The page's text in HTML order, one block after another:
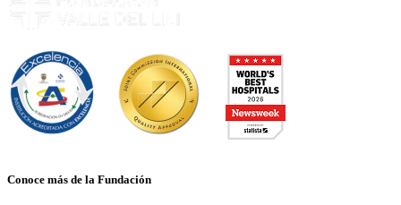
Conoce más de la Fundación